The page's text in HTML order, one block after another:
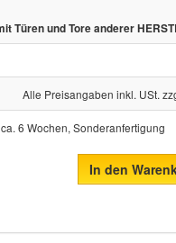
Türen und Tore anderer
Alle Preisangaben inkl. USt.
ca. 6 Wochen, Sonderanfertigung
In den